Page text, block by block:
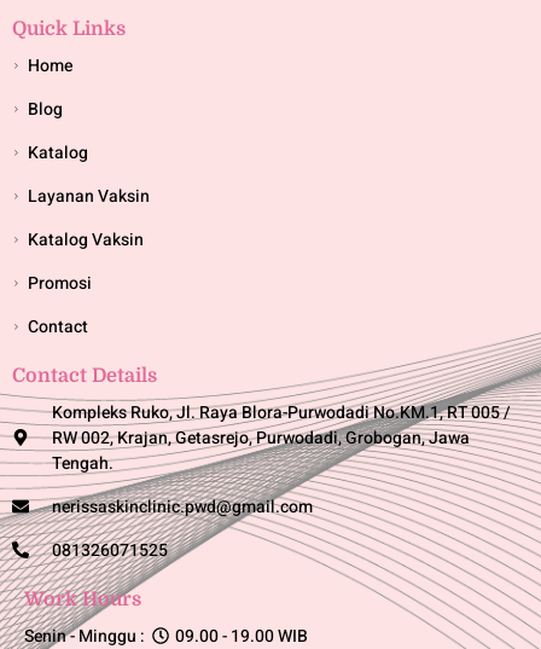
Quick Links
Home
Blog
Katalog
Layanan Vaksin
Katalog Vaksin
Promosi
Contact
Contact Details
Kompleks Ruko, Jl. Raya Blora-Purwodadi No.KM.1, RT 005 /
RW 002, Krajan, Getasrejo, Purwodadi, Grobogan, Jawa
Tengah.
nerissaskinclinic.pwd@gmail.com
081326071525
Work Hours
Senin - Minggu : 09.00 - 19.00 WIB